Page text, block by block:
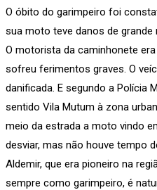
O óbito do garimpeiro foi
sua moto teve danos de grande
O motorista da caminhonete
sofreu ferimentos graves. O
danificada. E segundo a Polícia
sentido Vila Mutum à zona
meio da estrada a moto vindo
desviar, mas não houve tempo
Aldemir, que era pioneiro na
sempre como garimpeiro, é